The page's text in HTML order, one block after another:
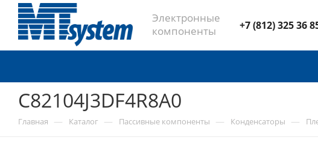
Электронные
компоненты
+7 (812) 325 36
C82104J3DF4R8A0
Главная — Каталог — Пассивные компоненты — Конденсаторы —